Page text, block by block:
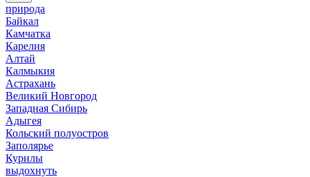
природа
Байкал
Камчатка
Карелия
Алтай
Калмыкия
Астрахань
Великий Новгород
Западная Сибирь
Адыгея
Кольский полуостров
Заполярье
Курилы
выдохнуть